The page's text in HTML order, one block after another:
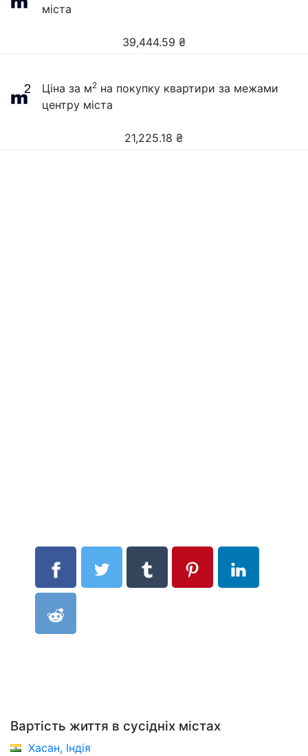
міста
39,444.59 ₴
Ціна за м2 на покупку квартири за межами
центру міста
21,225.18 ₴
Вартість життя в сусідніх містах
Хасан, Індія